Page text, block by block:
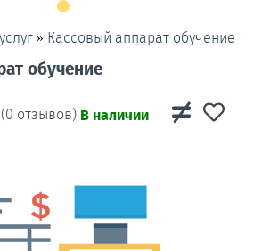
» Кассовый аппарат обучение
обучение
(0 отзывов) В наличии